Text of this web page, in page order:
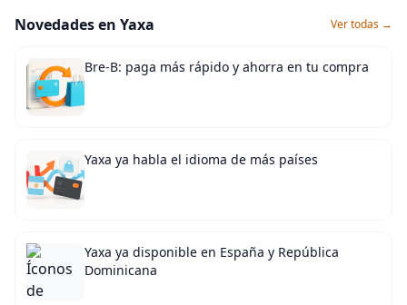
Novedades en Yaxa Ver todas →
Bre-B: paga más rápido y ahorra en tu compra
Yaxa ya habla el idioma de más países
Yaxa ya disponible en España y República
Dominicana